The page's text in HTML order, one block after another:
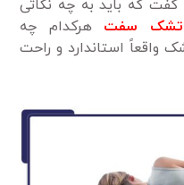
که باید به چه نکاتی
تشک سفت هرکدام چه
واقعاً استاندارد و راحت